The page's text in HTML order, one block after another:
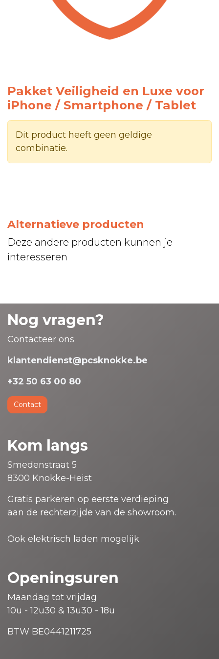
Pakket Veiligheid en Luxe voor
iPhone / Smartphone / Tablet
Dit product heeft geen geldige
combinatie.
Alternatieve producten
Deze andere producten kunnen je
interesseren
Nog vragen?
Contacteer ons
klantendienst@pcsknokke.be
+32 50 63 00 80
Contact
Kom langs
Smedenstraat 5
8300 Knokke-Heist
Gratis parkeren op eerste verdieping
aan de rechterzijde van de showroom.
Ook elektrisch laden mogelijk
Openingsuren
Maandag tot vrijdag
10u - 12u30 & 13u30 - 18u
BTW BE0441211725